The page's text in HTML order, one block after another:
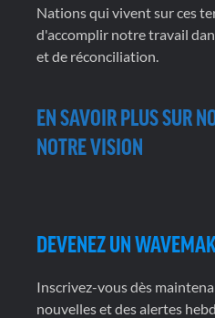
Nations qui vivent sur ces
d'accomplir notre travail
et de réconciliation.
EN SAVOIR PLUS SUR
NOTRE VISION
DEVENEZ UN
Inscrivez-vous dès
nouvelles et des alertes